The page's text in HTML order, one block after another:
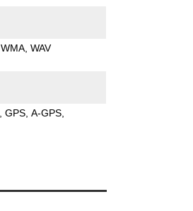
WMA WAV
GPS A-GPS